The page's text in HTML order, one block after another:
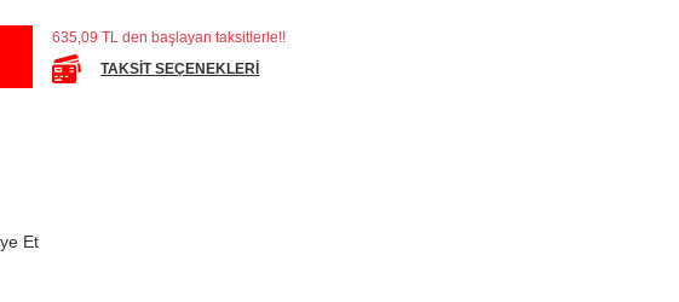
635,09 TL den başlayan taksitlerle!!
TAKSİT SEÇENEKLERİ
Et